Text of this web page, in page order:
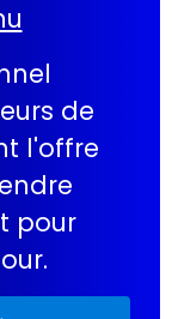
de
l'offre
pour